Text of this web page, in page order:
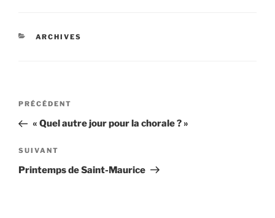
CATÉGORIES
ARCHIVES
Navigation
l’article
Article
précédent
PRÉCÉDENT
« Quel autre jour pour la chorale ? »
Article
suivant
SUIVANT
Printemps de Saint-Maurice